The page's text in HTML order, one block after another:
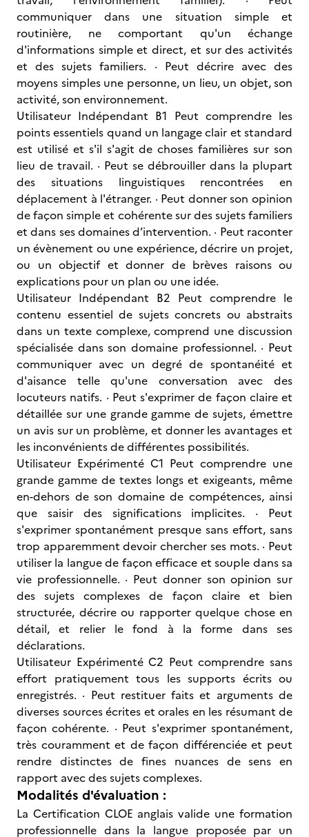
communiquer dans une situation simple et
routinière, ne comportant qu'un échange
d'informations simple et direct, et sur des activités
et des sujets familiers. · Peut décrire avec des
moyens simples une personne, un lieu, un objet, son
activité, son environnement.
Utilisateur Indépendant B1 Peut comprendre les
points essentiels quand un langage clair et standard
est utilisé et s'il s'agit de choses familières sur son
lieu de travail. · Peut se débrouiller dans la plupart
des situations linguistiques rencontrées en
déplacement à l'étranger. · Peut donner son opinion
de façon simple et cohérente sur des sujets familiers
et dans ses domaines d’intervention. · Peut raconter
un évènement ou une expérience, décrire un projet,
ou un objectif et donner de brèves raisons ou
explications pour un plan ou une idée.
Utilisateur Indépendant B2 Peut comprendre le
contenu essentiel de sujets concrets ou abstraits
dans un texte complexe, comprend une discussion
spécialisée dans son domaine professionnel. · Peut
communiquer avec un degré de spontanéité et
d'aisance telle qu'une conversation avec des
locuteurs natifs. · Peut s'exprimer de façon claire et
détaillée sur une grande gamme de sujets, émettre
un avis sur un problème, et donner les avantages et
les inconvénients de différentes possibilités.
Utilisateur Expérimenté C1 Peut comprendre une
grande gamme de textes longs et exigeants, même
en-dehors de son domaine de compétences, ainsi
que saisir des significations implicites. · Peut
s'exprimer spontanément presque sans effort, sans
trop apparemment devoir chercher ses mots. · Peut
utiliser la langue de façon efficace et souple dans sa
vie professionnelle. · Peut donner son opinion sur
des sujets complexes de façon claire et bien
structurée, décrire ou rapporter quelque chose en
détail, et relier le fond à la forme dans ses
déclarations.
Utilisateur Expérimenté C2 Peut comprendre sans
effort pratiquement tous les supports écrits ou
enregistrés. · Peut restituer faits et arguments de
diverses sources écrites et orales en les résumant de
façon cohérente. · Peut s'exprimer spontanément,
très couramment et de façon différenciée et peut
rendre distinctes de fines nuances de sens en
rapport avec des sujets complexes.
Modalités d'évaluation :
La Certification CLOE anglais valide une formation
professionnelle dans la langue proposée par un